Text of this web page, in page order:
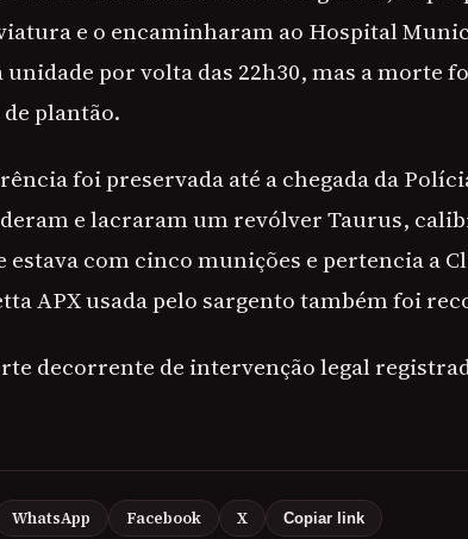
e o encaminharam ao Hospital
por volta das 22h30, mas a morte
plantão.
foi preservada até a chegada da
e lacraram um revólver Taurus,
com cinco munições e pertencia a
APX usada pelo sargento também foi
decorrente de intervenção legal
WhatsApp Facebook X Copiar link